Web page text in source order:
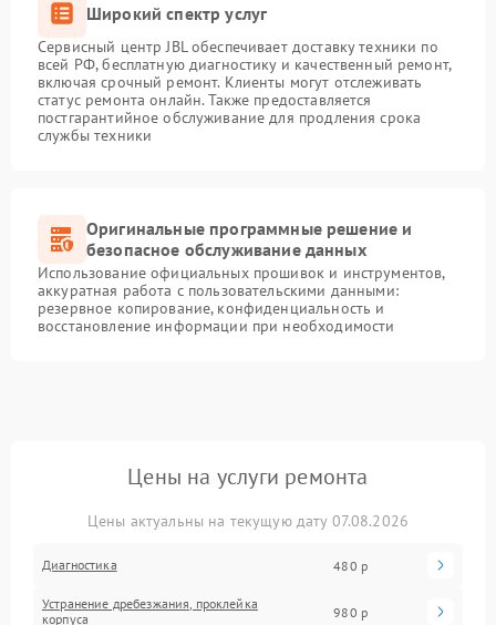
Широкий спектр услуг
Сервисный центр JBL обеспечивает доставку техники по
всей РФ, бесплатную диагностику и качественный ремонт,
включая срочный ремонт. Клиенты могут отслеживать
статус ремонта онлайн. Также предоставляется
постгарантийное обслуживание для продления срока
службы техники
Оригинальные программные решение и
безопасное обслуживание данных
Использование официальных прошивок и инструментов,
аккуратная работа с пользовательскими данными:
резервное копирование, конфиденциальность и
восстановление информации при необходимости
Цены на услуги ремонта
Цены актуальны на текущую дату 07.08.2026
Диагностика 480 р
Устранение дребезжания, проклейка
корпуса
980 р